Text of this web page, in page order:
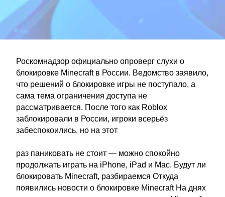
Роскомнадзор официально опроверг слухи о
блокировке Minecraft в России. Ведомство заявило,
что решений о блокировке игры не поступало, а
сама тема ограничения доступа не
рассматривается. После того как Roblox
заблокировали в России, игроки всерьёз
забеспокоились, но на этот
раз паниковать не стоит — можно спокойно
продолжать играть на iPhone, iPad и Mac. Будут ли
блокировать Minecraft, разбираемся Откуда
появились новости о блокировке Minecraft На днях
Правила »
Контакт»